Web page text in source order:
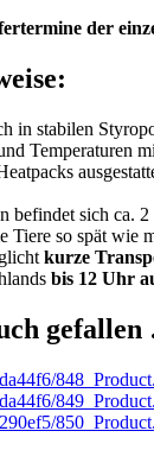
der
in stabilen
Temperaturen
befindet sich ca.
Tiere so spät wie
kurze
bis 12 Uhr